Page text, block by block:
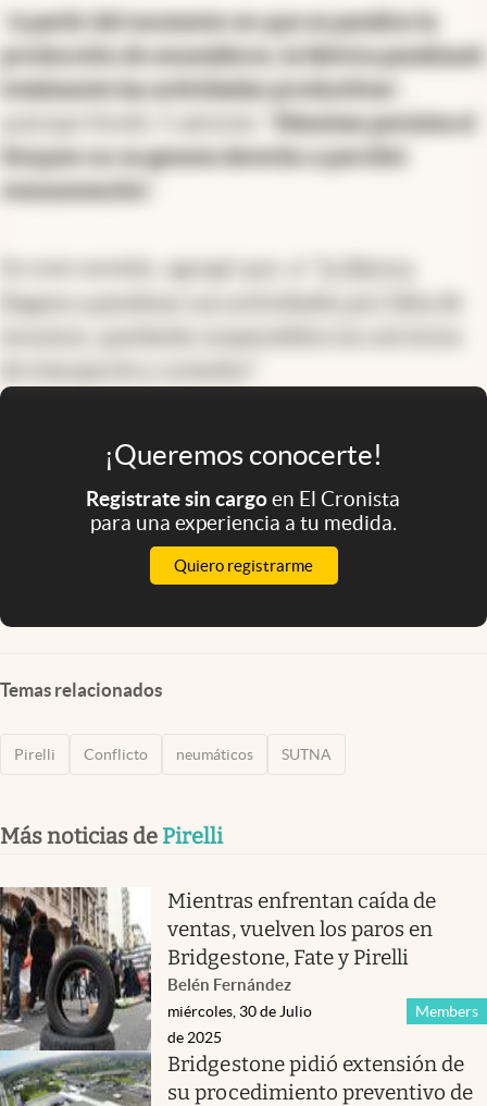
A partir del momento en que se paralice la
producción de neumáticos, la fabrica paralizará
totalmente las actividades productivas
Mientras persista el
bloqueo no se genera derecho a percibir
remuneración
En este sentido, agregó que, si "
llegase a paralizar sus actividades por falta de
¡Queremos conocerte!
Registrate sin cargoen El Cronista
para una experiencia a tu medida.
Quiero registrarme
Temas relacionados
Pirelli Conflicto neumáticos SUTNA
Más noticias de Pirelli
Mientras enfrentan caída de
ventas, vuelven los paros en
Bridgestone, Fate y Pirelli
Belén Fernández
Members
miércoles, 30 de Julio
de 2025
Bridgestone pidió extensión de
su procedimiento preventivo de